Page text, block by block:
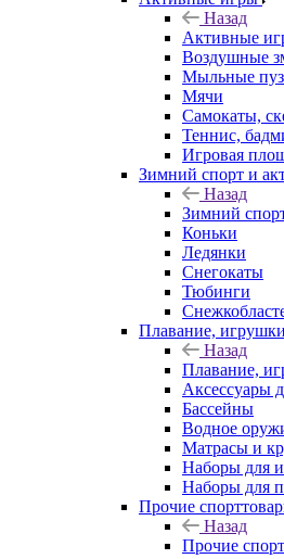
Назад
Активные
Воздушные
Мыльные
Мячи
Самокаты,
Теннис,
Игровая
Зимний спорт и
Назад
Зимний
Коньки
Ледянки
Снегокаты
Тюбинги
Плавание,
Назад
Плавание,
Аксессуары
Бассейны
Водное
Матрасы и
Наборы для
Наборы для
Прочие
Назад
Прочие